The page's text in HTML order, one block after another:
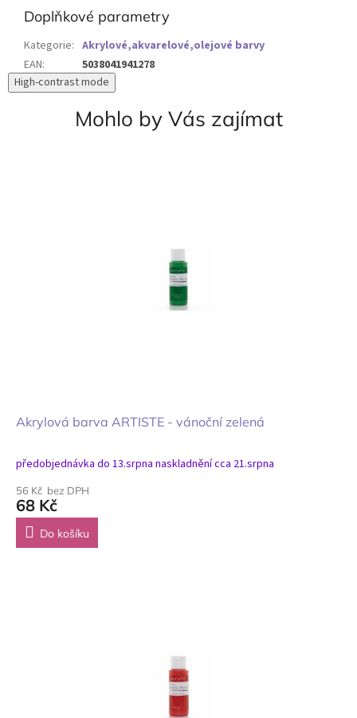
Doplňkové parametry
Kategorie: Akrylové,akvarelové,olejové barvy
EAN:
5038041941278
High-contrast mode
Mohlo by Vás zajímat
Akrylová barva ARTISTE - vánoční zelená
předobjednávka do 13.srpna naskladnění cca 21.srpna
56 Kč bez DPH
68 Kč
Do košíku